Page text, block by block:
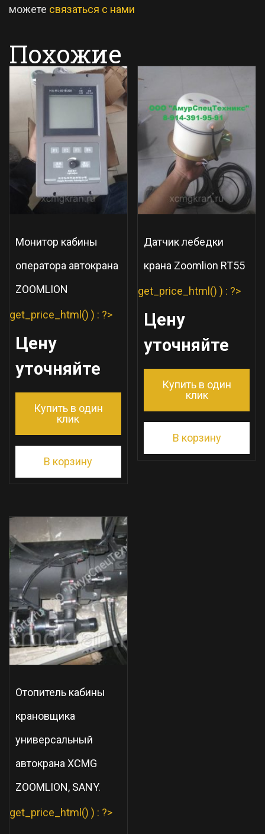
можете связаться с нами
Похожие
Монитор кабины
оператора автокрана
ZOOMLION
get_price_html() ) : ?>
Цену
уточняйте
Купить в один
клик
В корзину
Датчик лебедки
крана Zoomlion RT55
get_price_html() ) : ?>
Цену
уточняйте
Купить в один
клик
В корзину
Отопитель кабины
крановщика
универсальный
автокрана XCMG
ZOOMLION, SANY.
get_price_html() ) : ?>